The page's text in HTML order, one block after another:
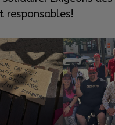
responsables!